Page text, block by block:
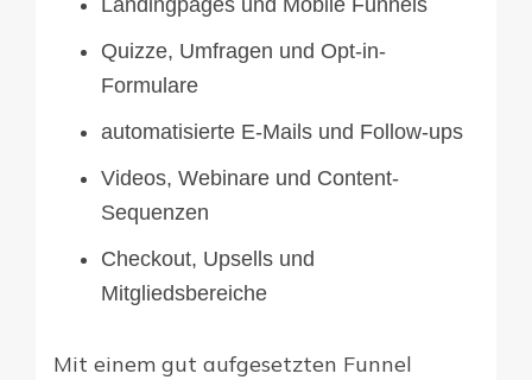
Landingpages und Mobile Funnels
Quizze, Umfragen und Opt-in-
Formulare
automatisierte E-Mails und Follow-ups
Videos, Webinare und Content-
Sequenzen
Checkout, Upsells und
Mitgliedsbereiche
Mit einem gut aufgesetzten Funnel